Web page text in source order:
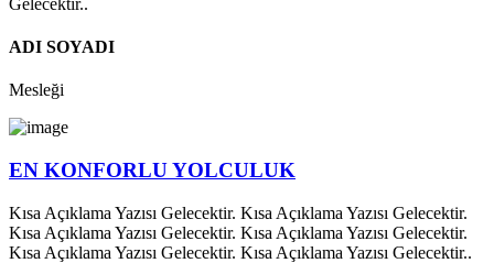
ADI SOYADI
Mesleği
EN KONFORLU YOLCULUK
Kısa Açıklama Yazısı Gelecektir. Kısa Açıklama Yazısı Gelecektir.
Kısa Açıklama Yazısı Gelecektir. Kısa Açıklama Yazısı Gelecektir.
Kısa Açıklama Yazısı Gelecektir. Kısa Açıklama Yazısı Gelecektir..